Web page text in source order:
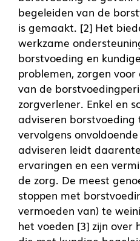
begeleiden van de
is gemaakt. [2] Het
werkzame
borstvoeding en
problemen, zorgen
van de
zorgverlener. Enkel en
adviseren borstvoeding
vervolgens
adviseren leidt
ervaringen en een
de zorg. De meest
stoppen met
vermoeden van) te
het voeden [3] zijn